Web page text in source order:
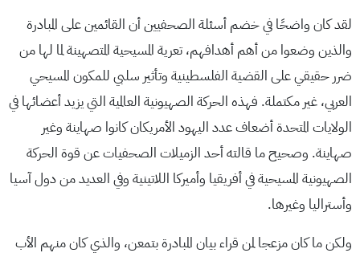
لقد كان واضحًا في خضم أسئلة الصحفيين أن القائمين على المبادرة
والذين وضعوا من أهم أهدافهم، تعرية المسيحية المتصهينة لما لها من
ضرر حقيقي على القضية الفلسطينية وتأثير سلبي للمكون المسيحي
العربي، غير مكتملة. فهذه الحركة الصهيونية العالمية التي يزيد أعضائها في
الولايات المتحدة أضعاف عدد اليهود الأمريكان كانوا صهاينة وغير
صهاينة. وصحيح ما قالته أحد الزميلات الصحفيات عن قوة الحركة
الصهيونية المسيحية في أفريقيا وأميركا اللاتينية وفي العديد من دول آسيا
وأستراليا وغيرها.
ولكن ما كان مزعجا لمن قراء بيان المبادرة بتمعن، والذي كان منهم الأب